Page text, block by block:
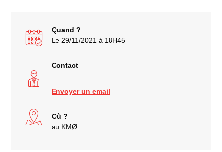
Quand ?
Le 29/11/2021 à 18H45
Contact
Envoyer un email
Où ?
au KMØ